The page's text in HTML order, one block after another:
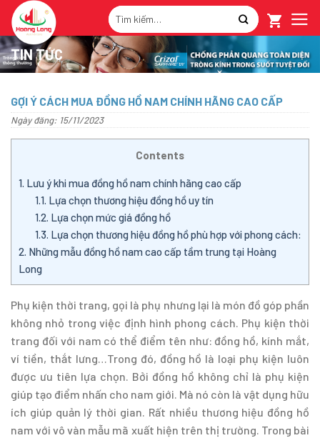
Skip
content
Tìm
kiếm:
TIN TỨC
GỢI Ý CÁCH MUA ĐỒNG HỒ NAM CHÍNH HÃNG CAO CẤP
Ngày đăng: 15/11/2023
Contents
1. Lưu ý khi mua đồng hồ nam chính hãng cao cấp
1.1. Lựa chọn thương hiệu đồng hồ uy tín
1.2. Lựa chọn mức giá đồng hồ
1.3. Lựa chọn thương hiệu đồng hồ phù hợp với phong cách:
2. Những mẫu đồng hồ nam cao cấp tầm trung tại Hoàng
Long
Phụ kiện thời trang, gọi là phụ nhưng lại là món đồ góp phần
không nhỏ trong việc định hình phong cách. Phụ kiện thời
trang đối với nam có thể điểm tên như: đồng hồ, kính mắt,
ví tiền, thắt lưng…Trong đó, đồng hồ là loại phụ kiện luôn
được ưu tiên lựa chọn. Bởi đồng hồ không chỉ là phụ kiện
giúp tạo điểm nhấn cho nam giới. Mà nó còn là vật dụng hữu
ích giúp quản lý thời gian. Rất nhiều thương hiệu đồng hồ
nam với vô vàn mẫu mã xuất hiện trên thị trường. Trong bài